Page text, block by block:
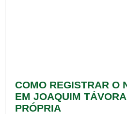
COMO REGISTRAR O
EM JOAQUIM
PRÓPRIA